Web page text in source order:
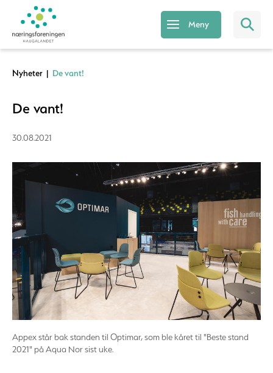
Meny
Nyheter | De vant!
De vant!
30.08.2021
Appex står bak standen til Optimar, som ble kåret til "Beste stand
2021" på Aqua Nor sist uke.